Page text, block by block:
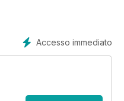
Accesso immediato